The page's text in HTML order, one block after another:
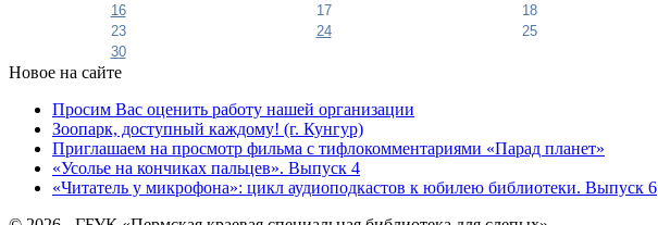
16
17 18
23
24 25
30
Новое на сайте
Просим Вас оценить работу нашей организации
Зоопарк, доступный каждому! (г. Кунгур)
Приглашаем на просмотр фильма с тифлокомментариями «Парад планет»
«Усолье на кончиках пальцев». Выпуск 4
«Читатель у микрофона»: цикл аудиоподкастов к юбилею библиотеки. Выпуск 6